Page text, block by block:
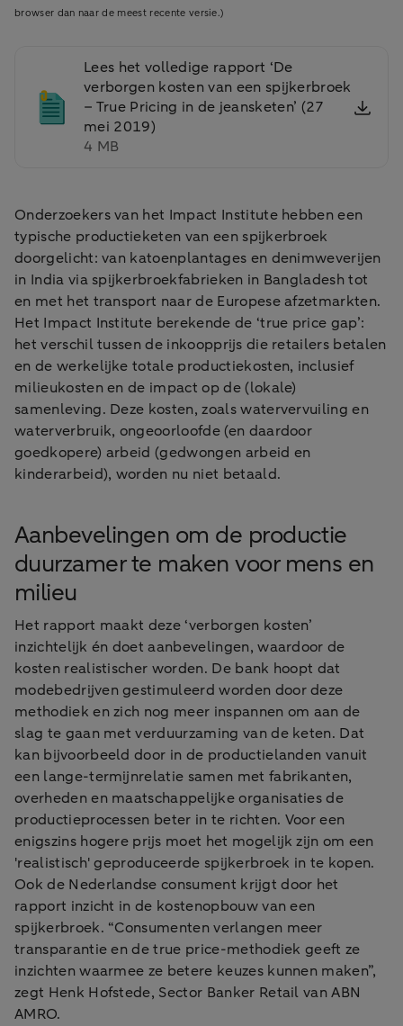
browser dan naar de meest recente versie.)
Lees het volledige rapport ‘De
verborgen kosten van een spijkerbroek
– True Pricing in de jeansketen’ (27
mei 2019)
4 MB
Onderzoekers van het Impact Institute hebben een
typische productieketen van een spijkerbroek
doorgelicht: van katoenplantages en denimweverijen
in India via spijkerbroekfabrieken in Bangladesh tot
en met het transport naar de Europese afzetmarkten.
Het Impact Institute berekende de ‘true price gap’:
het verschil tussen de inkoopprijs die retailers betalen
en de werkelijke totale productiekosten, inclusief
milieukosten en de impact op de (lokale)
samenleving. Deze kosten, zoals watervervuiling en
waterverbruik, ongeoorloofde (en daardoor
goedkopere) arbeid (gedwongen arbeid en
kinderarbeid), worden nu niet betaald.
Aanbevelingen om de productie
duurzamer te maken voor mens en
milieu
Het rapport maakt deze ‘verborgen kosten’
inzichtelijk én doet aanbevelingen, waardoor de
kosten realistischer worden. De bank hoopt dat
modebedrijven gestimuleerd worden door deze
methodiek en zich nog meer inspannen om aan de
slag te gaan met verduurzaming van de keten. Dat
kan bijvoorbeeld door in de productielanden vanuit
een lange-termijnrelatie samen met fabrikanten,
overheden en maatschappelijke organisaties de
productieprocessen beter in te richten. Voor een
enigszins hogere prijs moet het mogelijk zijn om een
'realistisch' geproduceerde spijkerbroek in te kopen.
Ook de Nederlandse consument krijgt door het
rapport inzicht in de kostenopbouw van een
spijkerbroek. “Consumenten verlangen meer
transparantie en de true price-methodiek geeft ze
inzichten waarmee ze betere keuzes kunnen maken”,
zegt Henk Hofstede, Sector Banker Retail van ABN
AMRO.